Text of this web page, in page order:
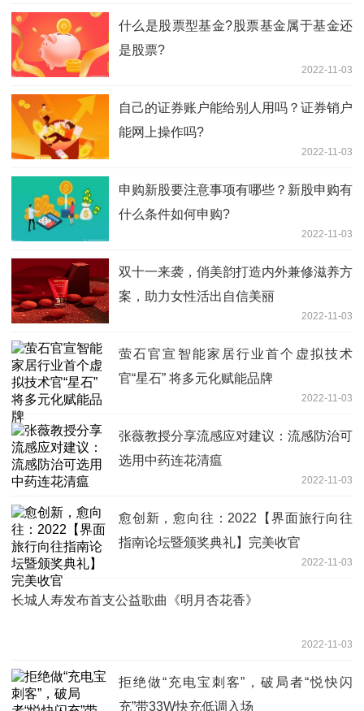
什么是股票型基金?股票基金属于基金还
是股票?
2022-11-03
自己的证券账户能给别人用吗？证券销户
能网上操作吗?
2022-11-03
申购新股要注意事项有哪些？新股申购有
什么条件如何申购?
2022-11-03
双十一来袭，俏美韵打造内外兼修滋养方
案，助力女性活出自信美丽
2022-11-03
萤石官宣智能家居行业首个虚拟技术
官“星石” 将多元化赋能品牌
2022-11-03
张薇教授分享流感应对建议：流感防治可
选用中药连花清瘟
2022-11-03
愈创新，愈向往：2022【界面旅行向往
指南论坛暨颁奖典礼】完美收官
2022-11-03
长城人寿发布首支公益歌曲《明月杏花香》
2022-11-03
拒绝做“充电宝刺客”，破局者“悦快闪
充”带33W快充低调入场